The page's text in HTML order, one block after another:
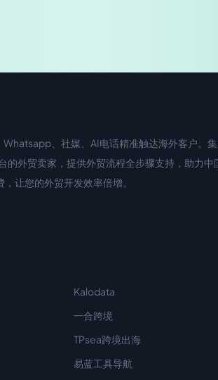
、社媒、AI电话精准触达海外客户。集
外贸卖家，提供外贸流程全步骤支持，助力中
让您的外贸开发效率倍增。
Kalodata
一合跨境
TPsea跨境出海
易蓝工具导航